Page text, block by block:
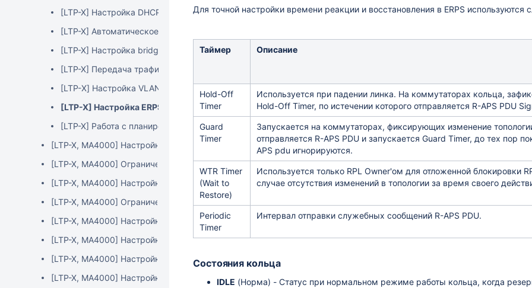
[LTP-X] Настройка DHCP broadcast-to-unicast relay
[LTP-X] Автоматическое сохранение конфигурации
[LTP-X] Настройка bridging
[LTP-X] Передача трафика между соседними ONT на одном дереве
[LTP-Х] Настройка VLAN isolation
[LTP-X] Настройка ERPS
[LTP-X] Работа с планировщиком
[LTP-X, MA4000] Настройка DBA
[LTP-X, MA4000] Ограничение доступа к управлению OLT
[LTP-X, MA4000] Настройка автообновления ONT
[LTP-X, MA4000] Ограничение количества одновременных сессий CLI
[LTP-X, MA4000] Настройка MAC aging time
[LTP-X, MA4000] Настройка QoS
[LTP-X, MA4000] Настройка зеркалирования трафика
[LTP-X, MA4000] Настройка параметров управления
Для точной настройки времени реакции и восстановления в ERPS
Таймер Описание
Hold-Off
Timer
Используется при падении линка. На коммутаторах кольца,
Hold-Off Timer, по истечении которого отправляется R-APS PDU
Guard
Timer
Запускается на коммутаторах, фиксирующих изменение
отправляется R-APS PDU и запускается Guard Timer, до тех пор
APS pdu игнорируются.
WTR Timer
(Wait to
Restore)
Используется только RPL Owner'ом для отложенной блокировки
случае отсутствия изменений в топологии за время своего
Periodic
Timer
Интервал отправки служебных сообщений R-APS PDU.
Состояния кольца
IDLE (Норма) - Статус при нормальном режиме работы кольца, когда